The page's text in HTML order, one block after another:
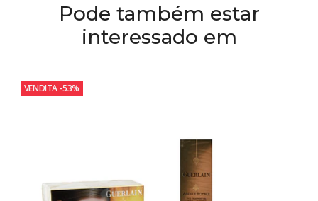
Pode também estar
interessado em
VENDITA -53%